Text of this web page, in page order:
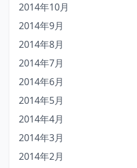
2014年10月
2014年9月
2014年8月
2014年7月
2014年6月
2014年5月
2014年4月
2014年3月
2014年2月